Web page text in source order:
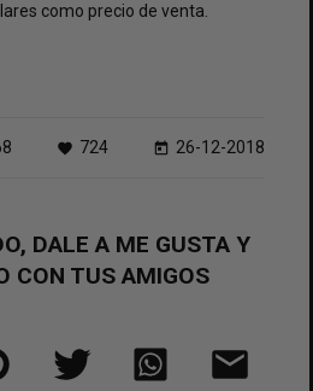
como precio de venta.
favorite 724 today 26-12-2018
DALE A ME GUSTA Y
CON TUS AMIGOS